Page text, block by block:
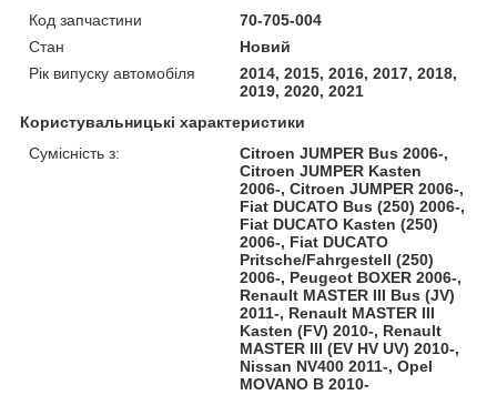
Код запчастини
70-705-004
Стан
Новий
Рік випуску автомобіля
2014, 2015, 2016, 2017, 2018,
2019, 2020, 2021
Користувальницькі характеристики
Сумісність з:
Citroen JUMPER Bus 2006-,
Citroen JUMPER Kasten
2006-, Citroen JUMPER 2006-,
Fiat DUCATO Bus (250) 2006-,
Fiat DUCATO Kasten (250)
2006-, Fiat DUCATO
Pritsche/Fahrgestell (250)
2006-, Peugeot BOXER 2006-,
Renault MASTER III Bus (JV)
2011-, Renault MASTER III
Kasten (FV) 2010-, Renault
MASTER III (EV HV UV) 2010-,
Nissan NV400 2011-, Opel
MOVANO B 2010-